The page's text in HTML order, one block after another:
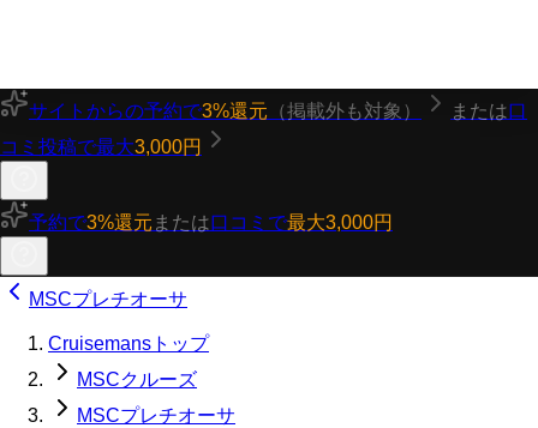
サイトからの予約で3%還元 （掲載外も対象） または口
コミ投稿で最大3,000円
予約で3%還元 または口コミで最大3,000円
MSCプレチオーサ
Cruisemansトップ
MSCクルーズ
MSCプレチオーサ